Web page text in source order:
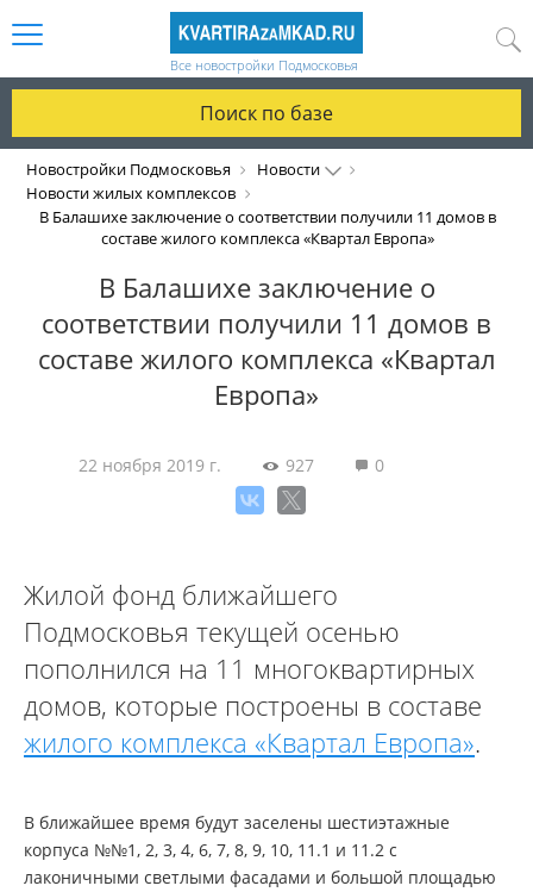
Все новостройки Подмосковья
Поиск по базе
Новостройки Подмосковья
Новости
Новости жилых комплексов
В Балашихе заключение о соответствии получили 11 домов в
составе жилого комплекса «Квартал Европа»
В Балашихе заключение о
соответствии получили 11 домов в
составе жилого комплекса «Квартал
Европа»
22 ноября 2019 г. 927 0
Жилой фонд ближайшего
Подмосковья текущей осенью
пополнился на 11 многоквартирных
домов, которые построены в составе
жилого комплекса «Квартал Европа».
В ближайшее время будут заселены шестиэтажные
корпуса №№1, 2, 3, 4, 6, 7, 8, 9, 10, 11.1 и 11.2 с
лаконичными светлыми фасадами и большой площадью